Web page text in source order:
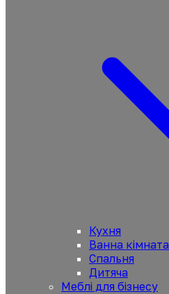
Кухня
Ванна кімната
Спальня
Дитяча
Меблі для бізнесу